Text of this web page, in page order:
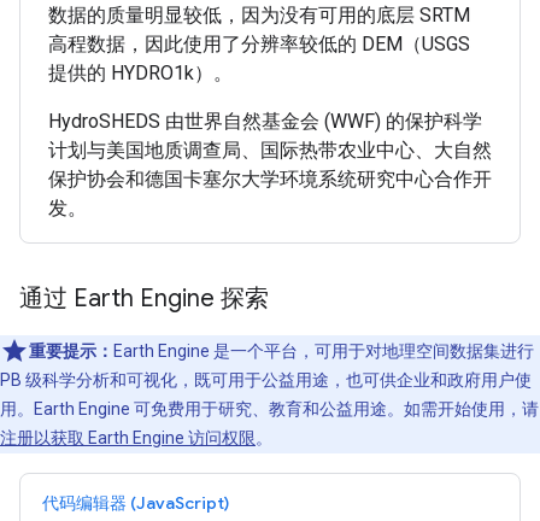
数据的质量明显较低，因为没有可用的底层 SRTM
高程数据，因此使用了分辨率较低的 DEM（USGS
提供的 HYDRO1k）。
HydroSHEDS 由世界自然基金会 (WWF) 的保护科学
计划与美国地质调查局、国际热带农业中心、大自然
保护协会和德国卡塞尔大学环境系统研究中心合作开
发。
通过 Earth Engine 探索
重要提示： Earth Engine 是一个平台，可用于对地理空间数据集进行
PB 级科学分析和可视化，既可用于公益用途，也可供企业和政府用户使
用。Earth Engine 可免费用于研究、教育和公益用途。如需开始使用，请
注册以获取 Earth Engine 访问权限。
代码编辑器 (JavaScript)